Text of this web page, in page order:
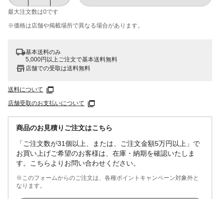
最大注文数は0です
※価格は​店舗や​掲載場所で​異なる​場合が​あります。
基本送料のみ
5,000円以上ご注文で基本送料無料
店舗での受取は送料無料
送料について
店舗受取のお支払いについて
商品のお見積りご注文はこちら
「ご注文数が31個以上、または、ご注文金額5万円以上」で
お買い上げご希望のお客様は、在庫・納期を確認いたしま
す。こちらよりお問い合わせください。
※このフォームからのご注文は、各種ポイントキャンペーン対象外と
なります。